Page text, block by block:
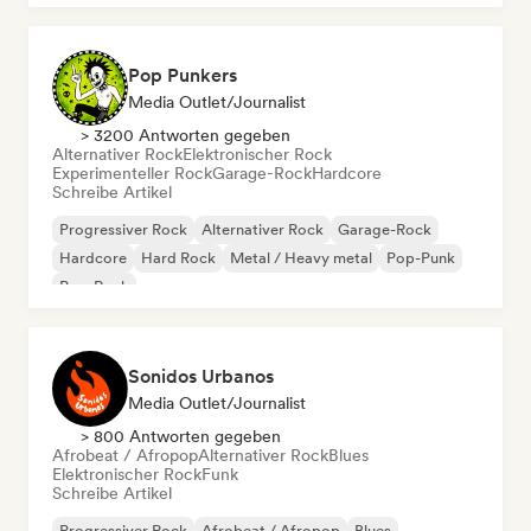
Pop Punkers
Media Outlet/Journalist
> 3200 Antworten gegeben
Alternativer RockElektronischer Rock
Experimenteller RockGarage-RockHardcore
Schreibe Artikel
Progressiver Rock Alternativer Rock
Garage-Rock
Hardcore
Hard Rock Metal / Heavy metal
Pop-Punk
Pop-Rock
Sonidos Urbanos
Media Outlet/Journalist
> 800 Antworten gegeben
Afrobeat / AfropopAlternativer RockBlues
Elektronischer RockFunk
Schreibe Artikel